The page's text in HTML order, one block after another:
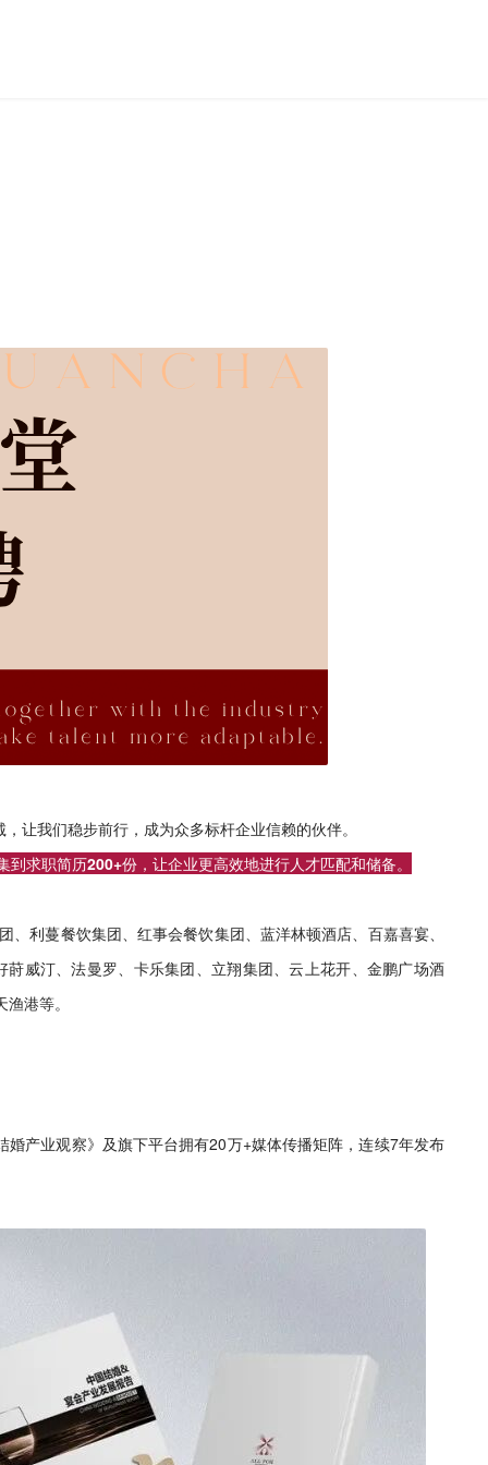
让我们稳步前行，成为众多标杆企业信赖的伙伴。
求职简历200+份，让企业更高效地进行人才匹配和储备。
利蔓餐饮集团、红事会餐饮集团、蓝洋林顿酒店、百嘉喜宴、
威汀、法曼罗、卡乐集团、立翔集团、云上花开、金鹏广场酒
港等。
产业观察》及旗下平台拥有20万+媒体传播矩阵，连续7年发布